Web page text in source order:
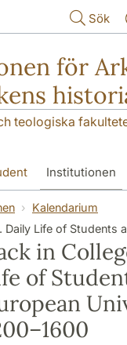
Sök
för
teologiska
Institutionen
Kalendarium
Life of Students at European
in
of